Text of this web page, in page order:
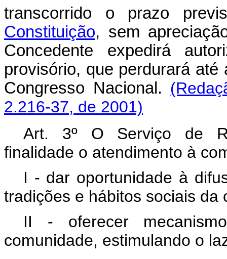
transcorrido o prazo
Constituição, sem
Concedente expedirá
provisório, que perdurará
Congresso Nacional.
2.216-37, de 2001)
Art. 3º O Serviço de
finalidade o atendimento à
I - dar oportunidade à
tradições e hábitos sociais da
II - oferecer
comunidade, estimulando o